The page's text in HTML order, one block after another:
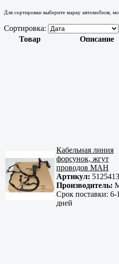
Для сортировки выберите марку автомобиля,
Сортировка:
Товар
Описание
Кабельная линия
форсунок, жгут
проводов МАН
Артикул:
Производитель:
Срок поставки: 6-
дней